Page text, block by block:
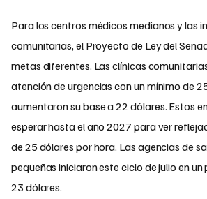
Para los centros médicos medianos y las
comunitarias, el Proyecto de Ley del
metas diferentes. Las clínicas
atención de urgencias con un mínimo de
aumentaron su base a 22 dólares. Estos
esperar hasta el año 2027 para ver
de 25 dólares por hora. Las agencias de
pequeñas iniciaron este ciclo de julio en
23 dólares.